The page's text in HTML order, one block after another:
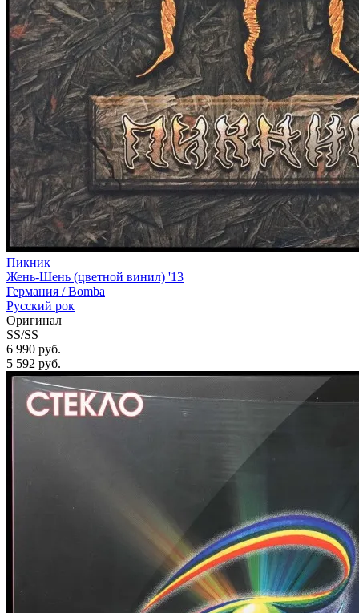
Пикник
Жень-Шень (цветной винил) '13
Германия /Bomba
Русский рок
Оригинал
SS/SS
6 990 руб.
5 592 руб.